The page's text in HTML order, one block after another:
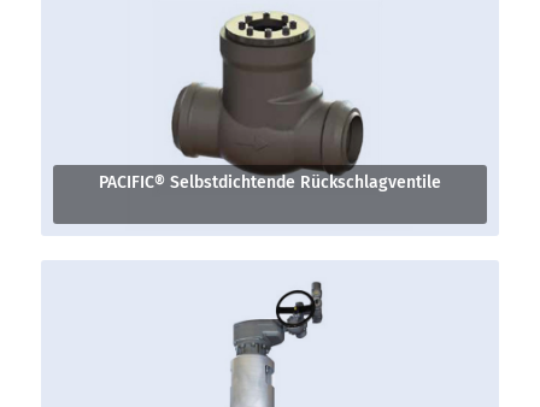
PACIFIC® Selbstdichtende Rückschlagventile